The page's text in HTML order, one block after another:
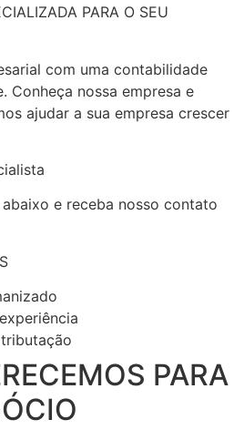
PARA O SEU
com uma contabilidade
Conheça nossa empresa e
ajudar a sua empresa crescer
e receba nosso contato
PARA